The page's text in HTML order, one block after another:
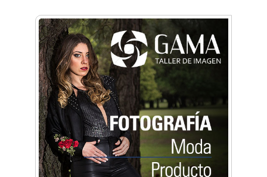
Mariana Croce: "Hoy las empresas necesitan
un asesoramiento integral para crecer con
seguridad"
Música, teatro, yoga, danza y mucho más:
Conocé todos los talleres para aprender y
disfrutar en la Zona Oeste